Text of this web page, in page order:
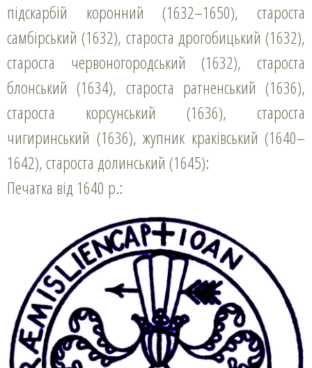
підскарбій коронний (1632–1650), староста
самбірський (1632), староста дрогобицький (1632),
староста червоногородський (1632), староста
блонський (1634), староста ратненський (1636),
староста корсунський (1636), староста
чигиринський (1636), жупник краківський (1640–
1642), староста долинський (1645):
Печатка від 1640 р.: